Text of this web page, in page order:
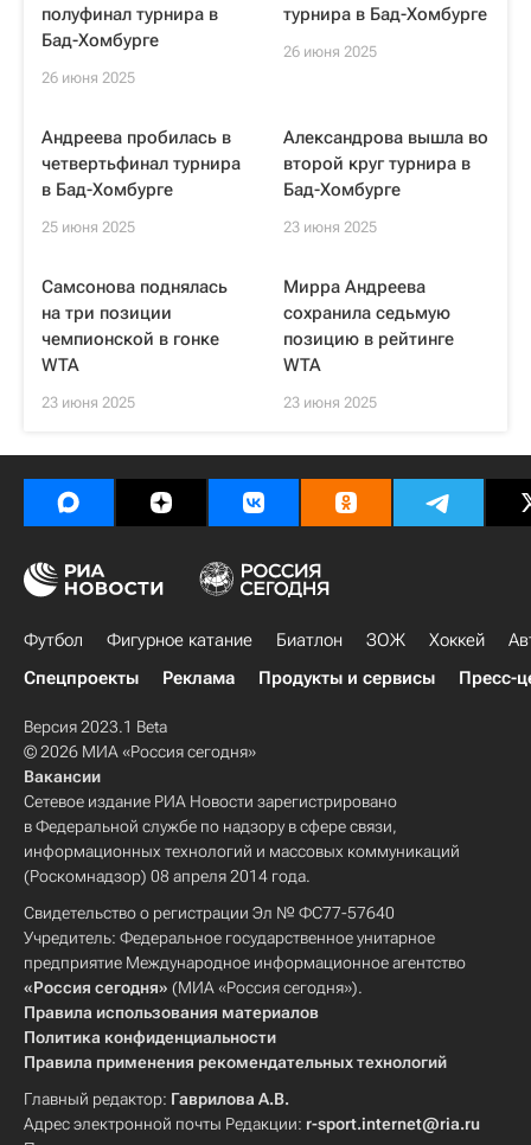
полуфинал турнира в
Бад-Хомбурге
26 июня 2025
турнира в Бад-Хомбурге
26 июня 2025
Андреева пробилась в
четвертьфинал турнира
в Бад-Хомбурге
25 июня 2025
Александрова вышла во
второй круг турнира в
Бад-Хомбурге
23 июня 2025
Самсонова поднялась
на три позиции
чемпионской в гонке
WTA
23 июня 2025
Мирра Андреева
сохранила седьмую
позицию в рейтинге
WTA
23 июня 2025
Футбол Фигурное катание Биатлон ЗОЖ Хоккей
Спецпроекты
Реклама Продукты и сервисы Пресс-
Версия 2023.1 Beta
© 2026 МИА «Россия сегодня»
Вакансии
Сетевое издание РИА Новости зарегистрировано
в Федеральной службе по надзору в сфере связи,
информационных технологий и массовых коммуникаций
(Роскомнадзор) 08 апреля 2014 года.
Свидетельство о регистрации Эл № ФС77-57640
Учредитель: Федеральное государственное унитарное
предприятие Международное информационное агентство
«Россия сегодня» (МИА «Россия сегодня»).
Правила использования материалов
Политика конфиденциальности
Правила применения рекомендательных технологий
Главный редактор: Гаврилова А.В.
Адрес электронной почты Редакции: r-sport.internet@ria.ru